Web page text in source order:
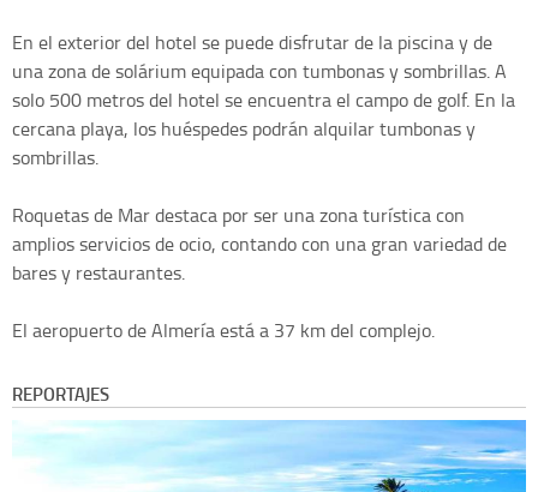
En el exterior del hotel se puede disfrutar de la piscina y de
una zona de solárium equipada con tumbonas y sombrillas. A
solo 500 metros del hotel se encuentra el campo de golf. En la
cercana playa, los huéspedes podrán alquilar tumbonas y
sombrillas.
Roquetas de Mar destaca por ser una zona turística con
amplios servicios de ocio, contando con una gran variedad de
bares y restaurantes.
El aeropuerto de Almería está a 37 km del complejo.
REPORTAJES